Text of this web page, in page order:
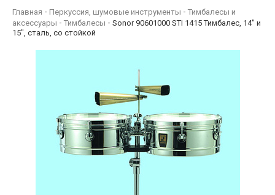
Главная Перкуссия, шумовые инструменты
Тимбалесы и
аксессуары
Тимбалесы
Sonor 90601000 STI 1415 Тимбалес, 14" и
15", сталь, со стойкой